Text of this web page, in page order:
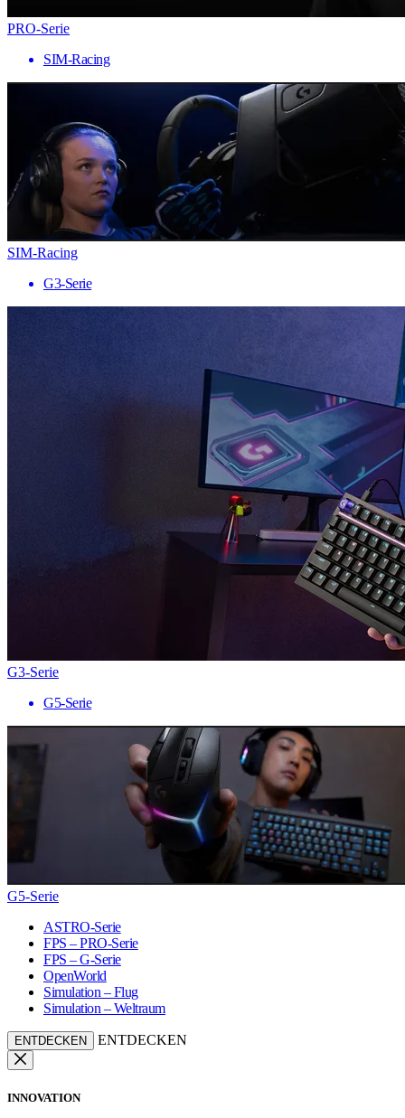
PRO-Serie
SIM-Racing
SIM-Racing
G3-Serie
G3-Serie
G5-Serie
G5-Serie
ASTRO-Serie
FPS – PRO-Serie
FPS – G-Serie
OpenWorld
Simulation – Flug
Simulation – Weltraum
ENTDECKEN ENTDECKEN
INNOVATION